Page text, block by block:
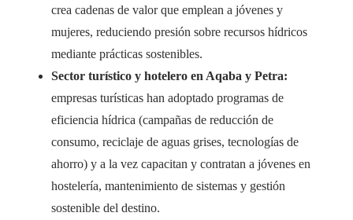
crea cadenas de valor que emplean a jóvenes y
mujeres, reduciendo presión sobre recursos hídricos
mediante prácticas sostenibles.
Sector turístico y hotelero en Aqaba y Petra:
empresas turísticas han adoptado programas de
eficiencia hídrica (campañas de reducción de
consumo, reciclaje de aguas grises, tecnologías de
ahorro) y a la vez capacitan y contratan a jóvenes en
hostelería, mantenimiento de sistemas y gestión
sostenible del destino.